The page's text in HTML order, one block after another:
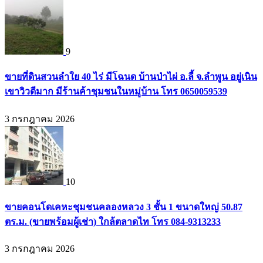
9
ขายที่ดินสวนลำใย 40 ไร่ มีโฉนด บ้านป่าไผ่ อ.ลี้ จ.ลำพูน อยู่เนิน
เขาวิวดีมาก มีร้านค้าชุมชนในหมู่บ้าน โทร 0650059539
3 กรกฎาคม 2026
10
ขายคอนโดเคหะชุมชนคลองหลวง 3 ชั้น 1 ขนาดใหญ่ 50.87
ตร.ม. (ขายพร้อมผู้เช่า) ใกล้ตลาดไท โทร 084-9313233
3 กรกฎาคม 2026